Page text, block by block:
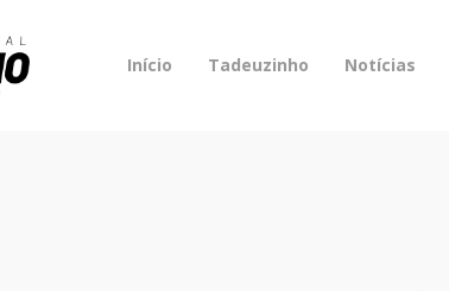
Início Tadeuzinho Notícias